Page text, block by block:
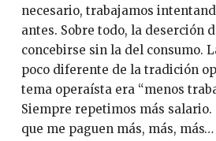
necesario, trabajamos
antes. Sobre todo, la deserción
concebirse sin la del consumo.
poco diferente de la tradición
tema operaísta era “menos
Siempre repetimos más
que me paguen más, más, más…